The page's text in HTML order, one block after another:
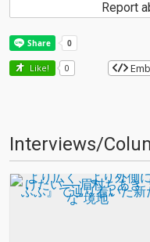
Report
Like! 0
Interviews/